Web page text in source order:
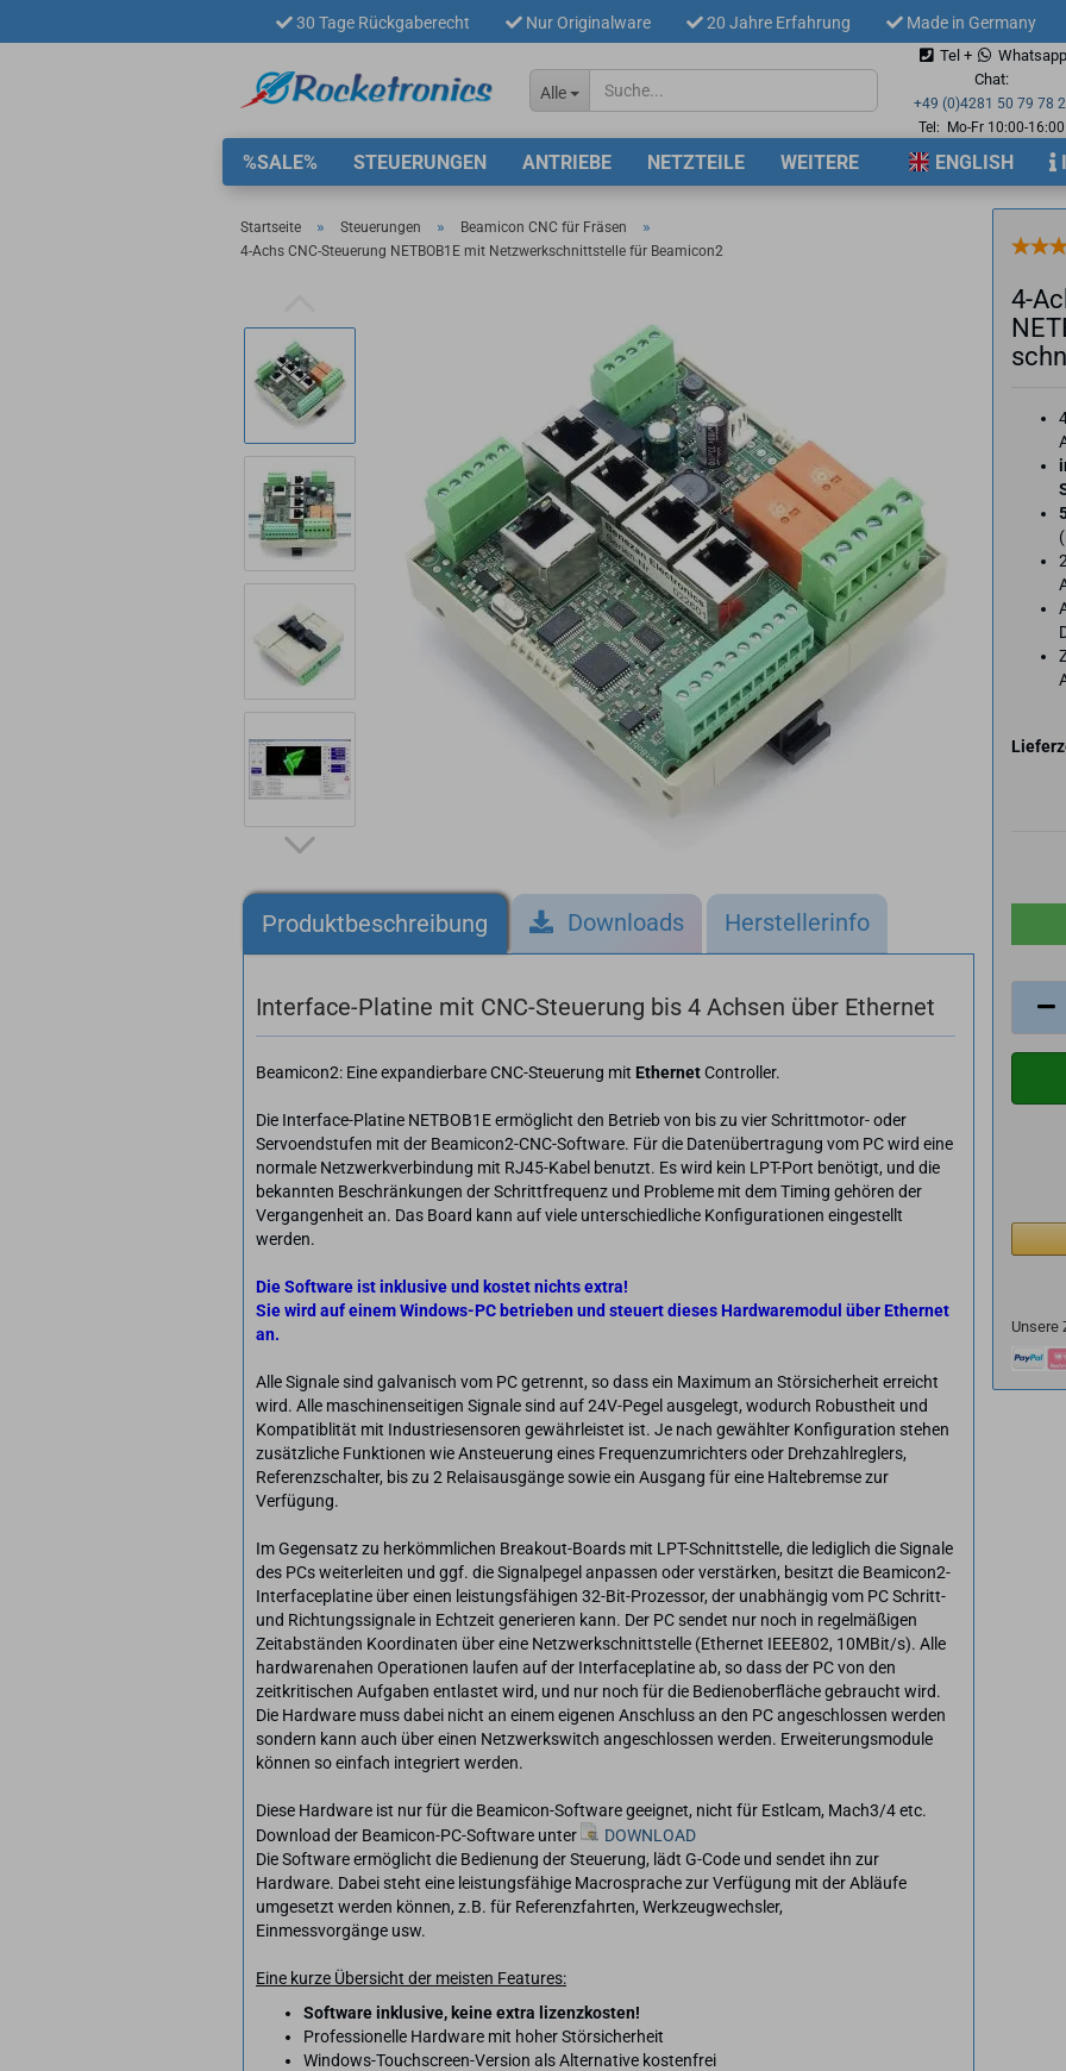
30 Tage Rückgaberecht Nur Originalware 20 Jahre Erfahrung Made in Germany
Sprache auswählen
Lieferland
Konto
Alle
Tel +
Whatsapp
Chat:
+49 (0)4281 50 79 78 2
Tel: Mo-Fr 10:00-16:00
%SALE% STEUERUNGEN ANTRIEBE NETZTEILE ENGLISH
WEITERE
Startseite » Steuerungen » Beamicon CNC für Fräsen »
4-Achs CNC-Steuerung NETBOB1E mit Netzwerkschnittstelle für Beamicon2
4-​
Unsere
Produktbeschreibung Downloads Herstellerinfo
Interface-Platine mit CNC-Steuerung bis 4 Achsen über Ethernet
Beamicon2: Eine expandierbare CNC-Steuerung mit EthernetController.
Die Interface-Platine NETBOB1E ermöglicht den Betrieb von bis zu vier Schrittmotor- oder
Servoendstufen mit der Beamicon2-CNC-Software. Für die Datenübertragung vom PC wird eine
normale Netzwerkverbindung mit RJ45-Kabel benutzt. Es wird kein LPT-Port benötigt, und die
bekannten Beschränkungen der Schrittfrequenz und Probleme mit dem Timing gehören der
Vergangenheit an. Das Board kann auf viele unterschiedliche Konfigurationen eingestellt
werden.
Die Software ist inklusive und kostet nichts extra!
Sie wird auf einem Windows-PC betrieben und steuert dieses Hardwaremodul über Ethernet
an.
Alle Signale sind galvanisch vom PC getrennt, so dass ein Maximum an Störsicherheit erreicht
wird. Alle maschinenseitigen Signale sind auf 24V-Pegel ausgelegt, wodurch Robustheit und
Kompatiblität mit Industriesensoren gewährleistet ist. Je nach gewählter Konfiguration stehen
zusätzliche Funktionen wie Ansteuerung eines Frequenzumrichters oder Drehzahlreglers,
Referenzschalter, bis zu 2 Relaisausgänge sowie ein Ausgang für eine Haltebremse zur
Verfügung.
Im Gegensatz zu herkömmlichen Breakout-Boards mit LPT-Schnittstelle, die lediglich die Signale
des PCs weiterleiten und ggf. die Signalpegel anpassen oder verstärken, besitzt die Beamicon2-
Interfaceplatine über einen leistungsfähigen 32-Bit-Prozessor, der unabhängig vom PC Schritt-
und Richtungssignale in Echtzeit generieren kann. Der PC sendet nur noch in regelmäßigen
Zeitabständen Koordinaten über eine Netzwerkschnittstelle (Ethernet IEEE802, 10MBit/s). Alle
hardwarenahen Operationen laufen auf der Interfaceplatine ab, so dass der PC von den
zeitkritischen Aufgaben entlastet wird, und nur noch für die Bedienoberfläche gebraucht wird.
Die Hardware muss dabei nicht an einem eigenen Anschluss an den PC angeschlossen werden
sondern kann auch über einen Netzwerkswitch angeschlossen werden. Erweiterungsmodule
können so einfach integriert werden.
Diese Hardware ist nur für die Beamicon-Software geeignet, nicht für Estlcam, Mach3/4 etc.
Download der Beamicon-PC-Software unter
DOWNLOAD
Die Software ermöglicht die Bedienung der Steuerung, lädt G-Code und sendet ihn zur
Hardware. Dabei steht eine leistungsfähige Macrosprache zur Verfügung mit der Abläufe
umgesetzt werden können, z.B. für Referenzfahrten, Werkzeugwechsler,
Einmessvorgänge usw.
Eine kurze Übersicht der meisten Features:
Software inklusive, keine extra lizenzkosten!
Professionelle Hardware mit hoher Störsicherheit
Windows-Touchscreen-Version als Alternative kostenfrei